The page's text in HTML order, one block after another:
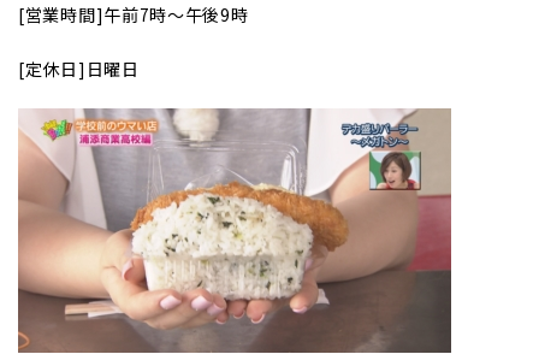
[営業時間]午前7時～午後9時
[定休日]日曜日